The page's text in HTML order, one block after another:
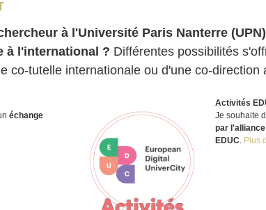
à l'Université Paris Nanterre
à l'international ? Différentes possibilités
co-tutelle internationale ou d'une co-direction
échange
Activités
Je souhaite
par
EDUC. Plus